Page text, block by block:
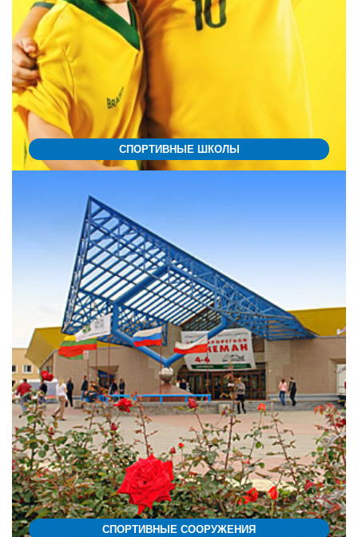
СПОРТИВНЫЕ ШКОЛЫ
СПОРТИВНЫЕ СООРУЖЕНИЯ